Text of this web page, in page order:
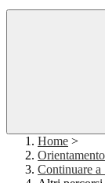
Home >
Continuare a